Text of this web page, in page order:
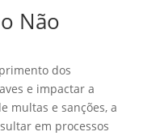
Não
dos
e impactar a
multas e sanções, a
em processos